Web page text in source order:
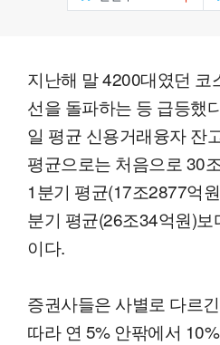
지난해 말 4200대였던
선을 돌파하는 등 급등했
일 평균 신용거래융자 잔
평균으로는 처음으로 30
1분기 평균(17조2877억
분기 평균(26조34억원)
이다.
증권사들은 사별로 다르
따라 연 5% 안팎에서